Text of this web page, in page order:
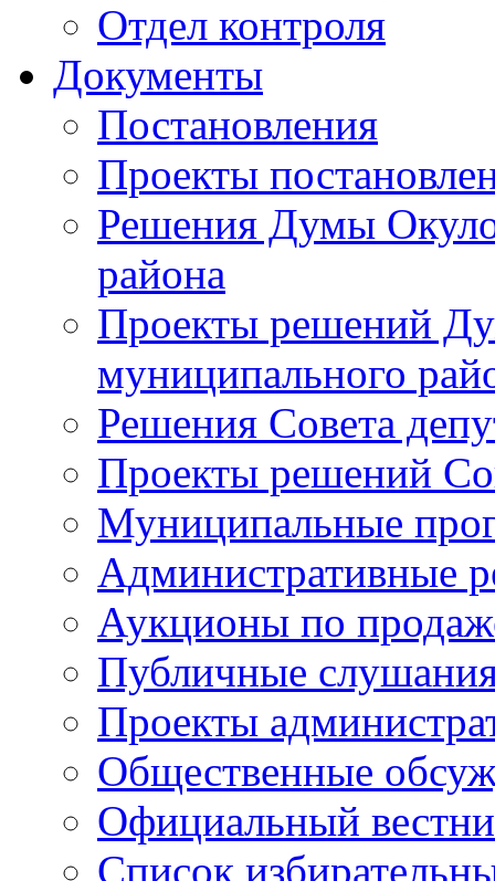
Отдел контроля
Документы
Постановления
Проекты
Решения Думы
района
Проекты решений
муниципального
Решения Совета
Проекты решений
Муниципальные
Административные
Аукционы по
Публичные
Проекты
Общественные
Официальный
Список